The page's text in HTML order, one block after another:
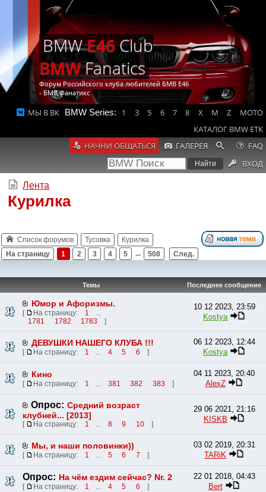
BMWE46Club
BMWFanatics
Форум Российского клуба любителей БМВ Е46
- БМВ Фанатикс
МЫ В ВК BMW Series: 1 3 5 6 7 8 X M Z
MOTO
КАТАЛОГ BMW ETK
НАЧНИ ОБЩАТЬСЯ
ГАЛЕРЕЯ
FAQ
ВХОД
Лента
Курилка
Список форумов Тусовка
Курилка
На страницу
1 2 3 4 5 ... 508 След.
Темы Последнее сообщение
Юмор и Афоризмы.
[ На страницу: 1
...
1781
1782 1783 ]
10 12 2023, 23:59
Kostya
ДЕВУШКИ НАШЕГО КЛУБА !!!
[ На страницу: 1 ... 4 5 6 ]
06 12 2023, 12:44
Kostya
Кино
[ На страницу: 1 ... 381 382 383 ]
04 11 2023, 20:40
AlexZ
Опрос: Средний возраст
клубней... [2013]
[ На страницу: 1 ... 8 9 10 ]
29 06 2021, 21:16
KISKB
Мы, и наши половинки))
[ На страницу: 1 ... 5 6 7 ]
03 02 2019, 20:31
TARiK
Опрос: На чём ездим сейчас? Nr. 2
[ На страницу: 1 ... 4 5 6 ]
22 01 2018, 04:43
Bert